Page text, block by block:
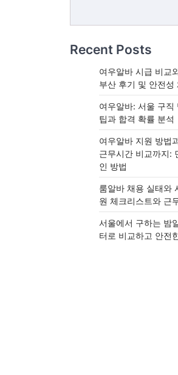
Recent Posts
여우알바 시급 비교
부산 후기 및 안전성
여우알바: 서울 구직
팁과 합격 확률 분석
여우알바 지원 방법
근무시간 비교까지:
인 방법
룸알바 채용 실태와
원 체크리스트와 근
서울에서 구하는 밤
터로 비교하고 안전